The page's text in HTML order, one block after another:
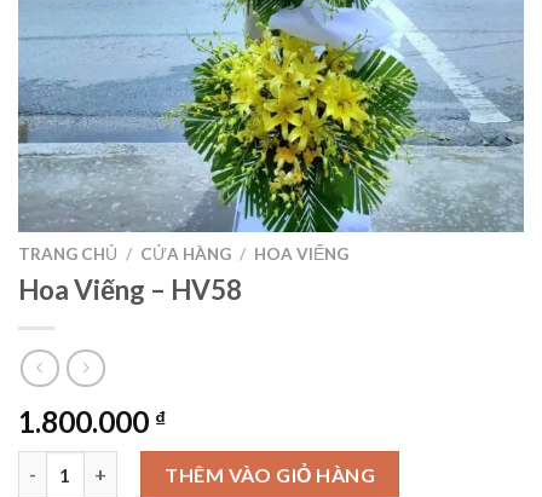
TRANG CHỦ / CỬA HÀNG / HOA VIẾNG
Hoa Viếng – HV58
1.800.000 ₫
Hoa Viếng – HV58 số lượngTHÊM VÀO GIỎ HÀNG